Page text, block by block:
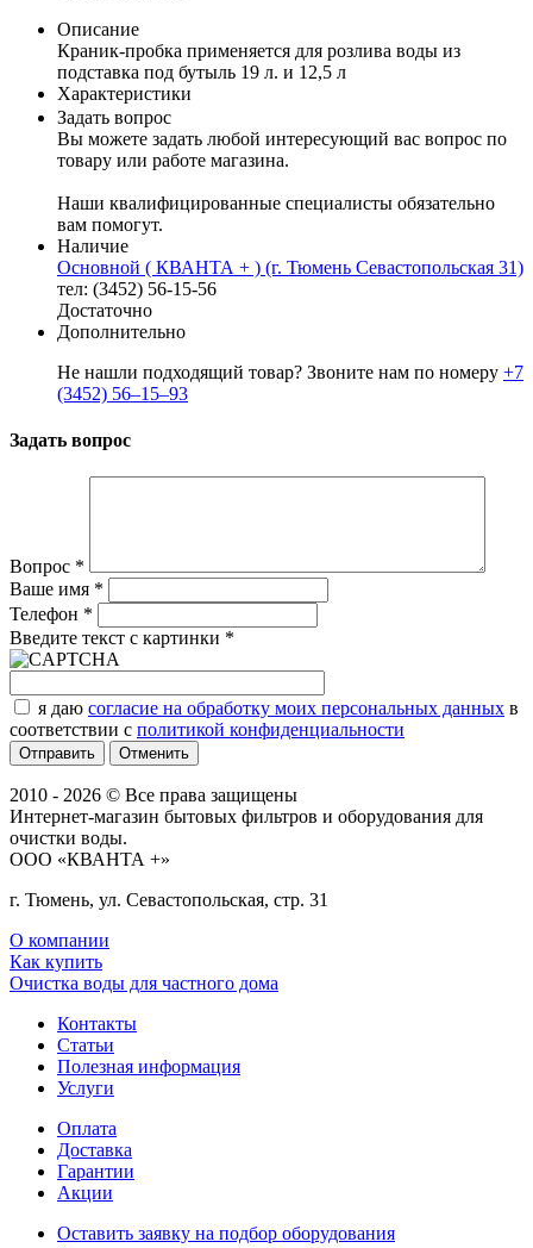
Описание
Краник-пробка применяется для розлива воды из
подставка под бутыль 19 л. и 12,5 л
Характеристики
Задать вопрос
Вы можете задать любой интересующий вас вопрос по
товару или работе магазина.
Наши квалифицированные специалисты обязательно
вам помогут.
Наличие
Основной ( КВАНТА + ) (г. Тюмень Севастопольская 31)
тел: (3452) 56-15-56
Достаточно
Дополнительно
Не нашли подходящий товар? Звоните нам по номеру +7
(3452) 56‒15‒93
Задать вопрос
Вопрос *
Ваше имя *
Телефон *
Введите текст с картинки *
я даю согласие на обработку моих персональных данных в
соответствии с политикой конфиденциальности
Отменить
2010 - 2026 © Все права защищены
Интернет-магазин бытовых фильтров и оборудования для
очистки воды.
ООО «КВАНТА +»
г. Тюмень, ул. Севастопольская, стр. 31
О компании
Как купить
Очистка воды для частного дома
Контакты
Статьи
Полезная информация
Услуги
Оплата
Доставка
Гарантии
Акции
Оставить заявку на подбор оборудования